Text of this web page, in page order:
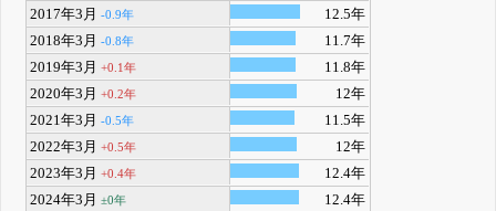
2017年3月-0.9年
12.5年
2018年3月-0.8年
11.7年
2019年3月+0.1年
11.8年
2020年3月+0.2年
12年
2021年3月-0.5年
11.5年
2022年3月+0.5年
12年
2023年3月+0.4年
12.4年
2024年3月±0年
12.4年